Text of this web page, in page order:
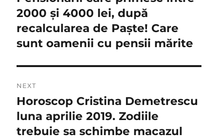
articole
post:
2000 și 4000 lei, după
recalcularea de Paște! Care
sunt oamenii cu pensii mărite
NEXT
Next
post:
Horoscop Cristina Demetrescu
luna aprilie 2019. Zodiile
trebuie sa schimbe macazul